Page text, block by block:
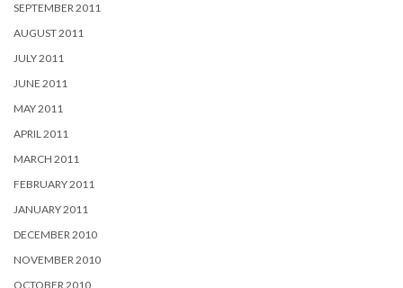
SEPTEMBER 2011
AUGUST 2011
JULY 2011
JUNE 2011
MAY 2011
APRIL 2011
MARCH 2011
FEBRUARY 2011
JANUARY 2011
DECEMBER 2010
NOVEMBER 2010
OCTOBER 2010